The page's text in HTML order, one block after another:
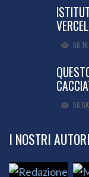
66.1K
56.5K
I NOSTRI AUTORI